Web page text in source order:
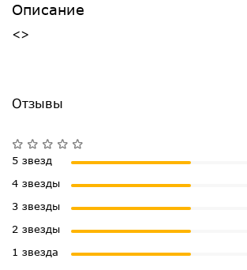
Описание
<>
Отзывы
5 звезд
4 звезды
3 звезды
2 звезды
1 звезда